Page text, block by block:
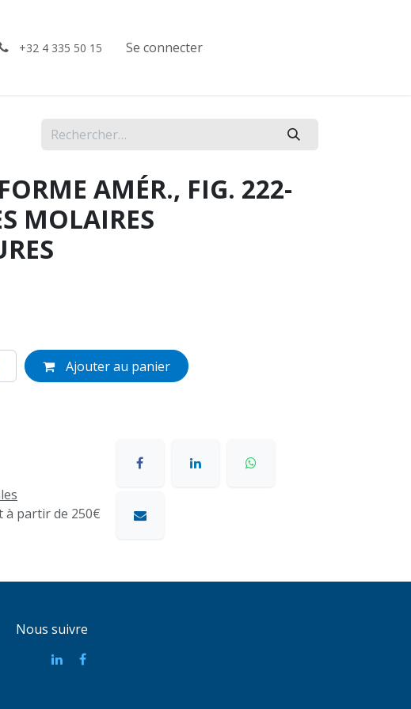
instruments rotatifs
+32 4 335 50 15 Se connecter
AMÉR., FIG. 222-
MOLAIRES
Ajouter au panier
à partir de 250€
Nous suivre